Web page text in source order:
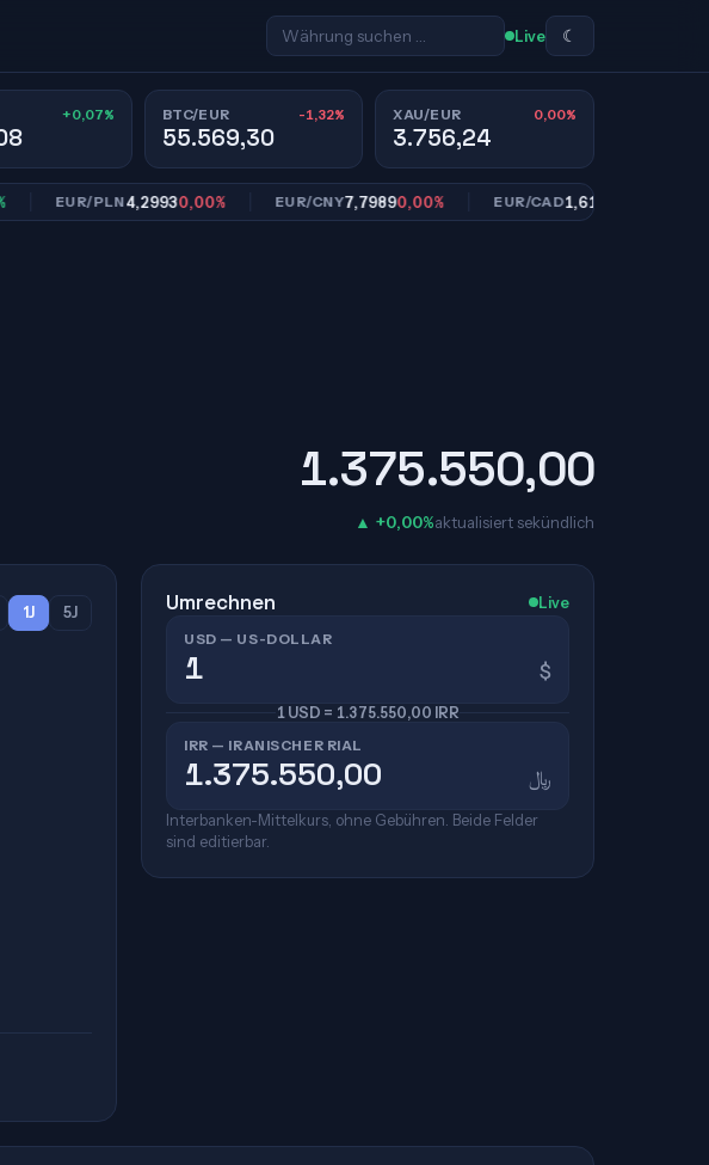
Live ☾
+0,07% BTC/EUR -1,32%
55.569,30
XAU/EUR 0,00%
3.756,24
EUR/PLN4,29930,00% EUR/CNY7,79890,00% EUR/CAD1,61130,00%
1.375.550,00
▲ +0,00%aktualisiert sekündlich
1J 5J Umrechnen Live
USD — US-DOLLAR
$
1 USD = 1.375.550,00 IRR
IRR — IRANISCHER RIAL
﷼
Interbanken-Mittelkurs, ohne Gebühren. Beide Felder
sind editierbar.